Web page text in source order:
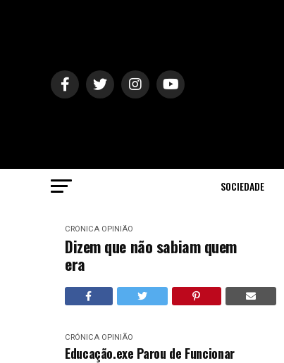
SOCIEDADE
CRÓNICA OPINIÃO
Dizem que não sabiam quem
era
CRÓNICA OPINIÃO
Educação.exe Parou de Funcionar